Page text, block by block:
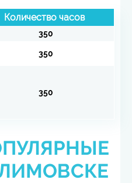
Количество часов
350
350
350